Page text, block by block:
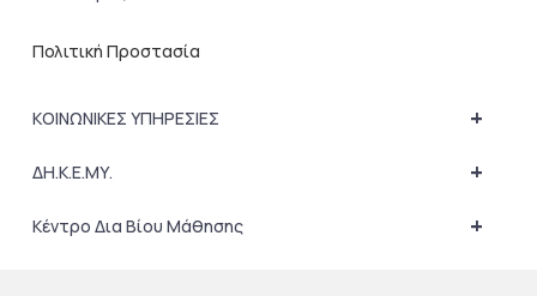
Πολιτική Προστασία
+
ΚΟΙΝΩΝΙΚΕΣ ΥΠΗΡΕΣΙΕΣ
+
ΔΗ.Κ.Ε.ΜΥ.
+
Κέντρο Δια Βίου Μάθησης